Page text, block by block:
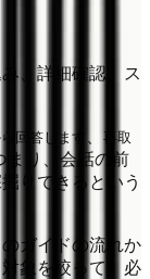
、詳細確認、ス
回答します
再取
まり、会話の前
りできるという
ガイドの流れか
象を絞って、必